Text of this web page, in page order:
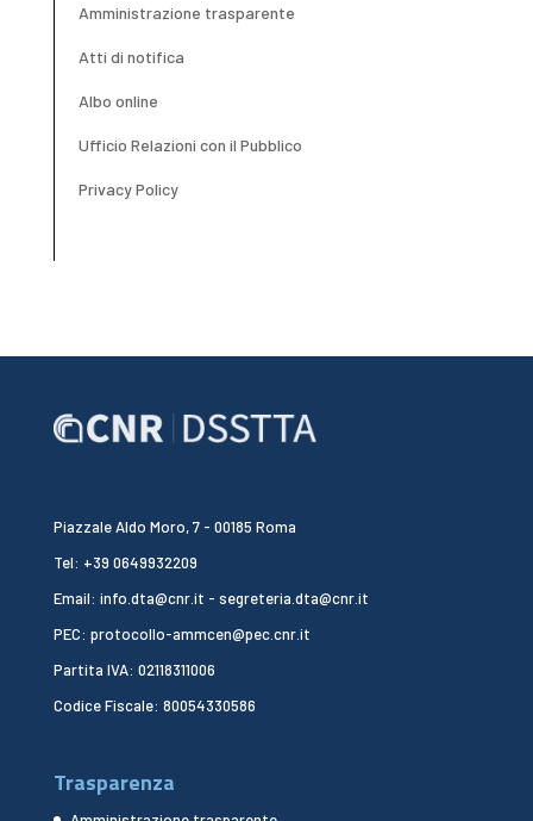
Amministrazione trasparente
Atti di notifica
Albo online
Ufficio Relazioni con il Pubblico
Privacy Policy
Piazzale Aldo Moro, 7 - 00185 Roma
Tel: +39 0649932209
Email: info.dta@cnr.it - segreteria.dta@cnr.it
PEC: protocollo-ammcen@pec.cnr.it
Partita IVA: 02118311006
Codice Fiscale: 80054330586
Trasparenza